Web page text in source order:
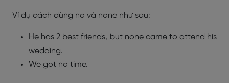
Ví dụ cách dùng no và none như sau:
He has 2 best friends, but none came to attend his
wedding.
We got no time.